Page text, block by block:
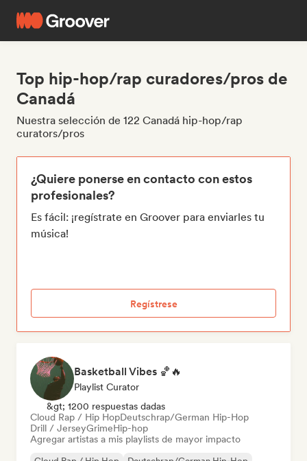
Top hip-hop/rap curadores/pros de
Canadá
Nuestra selección de 122 Canadá hip-hop/rap
curators/pros
¿Quiere ponerse en contacto con estos
profesionales?
Es fácil: ¡regístrate en Groover para enviarles tu
música!
Regístrese
Basketball Vibes 🏀🔥
Playlist Curator
&gt; 1200 respuestas dadas
Cloud Rap / Hip HopDeutschrap/German Hip-Hop
Drill / JerseyGrimeHip-hop
Agregar artistas a mis playlists de mayor impacto